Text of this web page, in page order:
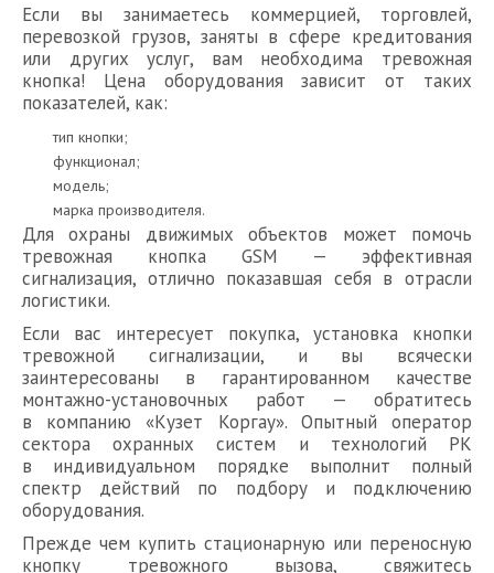
Если вы занимаетесь коммерцией, торговлей,
перевозкой грузов, заняты в сфере кредитования
или других услуг, вам необходима тревожная
кнопка! Цена оборудования зависит от таких
показателей, как:
тип кнопки;
функционал;
модель;
марка производителя.
Для охраны движимых объектов может помочь
тревожная кнопка GSM — эффективная
сигнализация, отлично показавшая себя в отрасли
логистики.
Если вас интересует покупка, установка кнопки
тревожной сигнализации, и вы всячески
заинтересованы в гарантированном качестве
монтажно-установочных работ — обратитесь
в компанию «Кузет Коргау». Опытный оператор
сектора охранных систем и технологий РК
в индивидуальном порядке выполнит полный
спектр действий по подбору и подключению
оборудования.
Прежде чем купить стационарную или переносную
кнопку тревожного вызова, свяжитесь